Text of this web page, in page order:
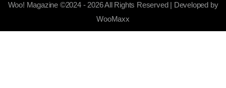
Woo! Magazine ©2024 - 2026 All Rights Reserved | Developed by
WooMaxx